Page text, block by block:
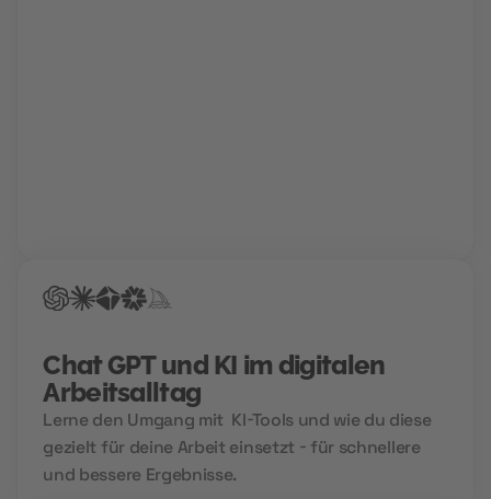
Chat GPT und KI im digitalen
Arbeitsalltag
Lerne den Umgang mit KI-Tools und wie du diese
gezielt für deine Arbeit einsetzt - für schnellere
und bessere Ergebnisse.